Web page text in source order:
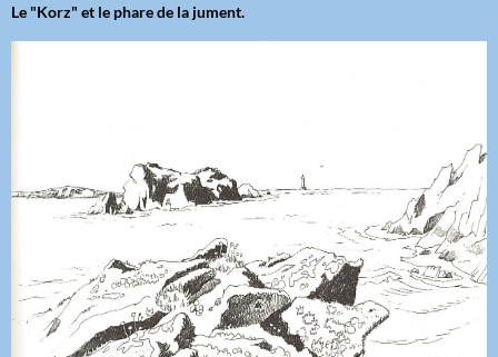
Le "Korz" et le phare de la jument.